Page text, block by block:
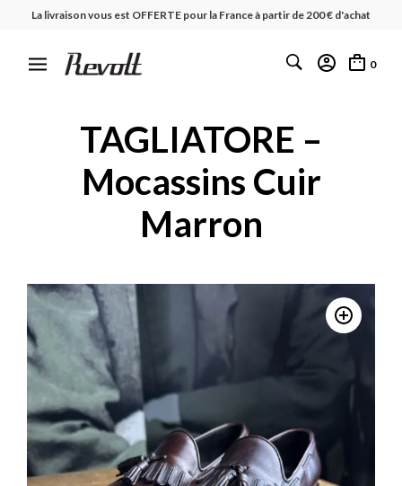
La livraison vous est OFFERTE pour la France à partir de 200 € d'achat
0
TAGLIATORE –
Mocassins Cuir
Marron